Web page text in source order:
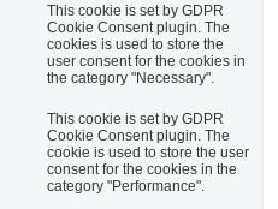
This cookie is set by GDPR
Cookie Consent plugin. The
cookies is used to store the
user consent for the cookies in
the category "Necessary".
This cookie is set by GDPR
Cookie Consent plugin. The
cookie is used to store the user
consent for the cookies in the
category "Performance".